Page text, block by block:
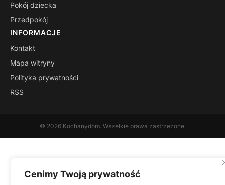
Cenimy Twoją prywatność
Pokój dziecka
Przedpokój
INFORMACJE
Kontakt
Mapa witryny
Polityka prywatności
RSS
© 2026 Kochanydom. Wszelkie prawa zastrzeżone.